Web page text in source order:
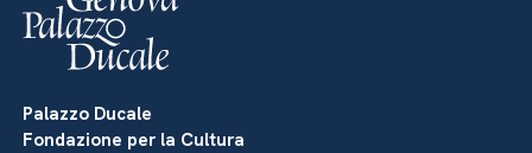
Palazzo Ducale
Fondazione per la Cultura